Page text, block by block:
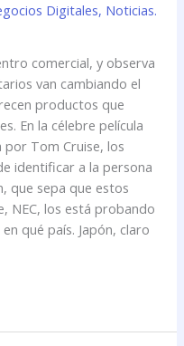
Digitales, Noticias.
comercial, y observa
van cambiando el
productos que
En la célebre película
por Tom Cruise, los
identificar a la persona
que sepa que estos
NEC, los está probando
qué país. Japón, claro